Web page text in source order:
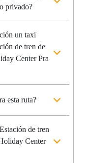
privado?
un taxi
de tren de
Center Pra
esta ruta?
de tren
Center